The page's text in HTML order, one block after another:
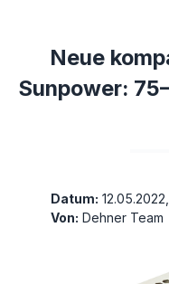
Neue
Sunpower:
Datum:
Von: Dehner Team